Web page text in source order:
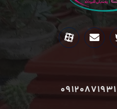
09120871931